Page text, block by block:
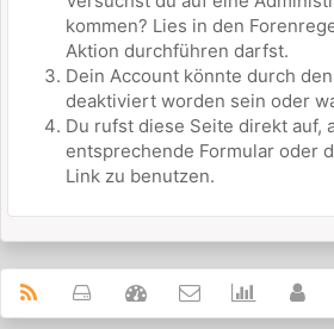
kommen? Lies in den
Aktion durchführen darfst.
Dein Account könnte durch
deaktiviert worden sein oder
Du rufst diese Seite direkt auf,
entsprechende Formular oder
Link zu benutzen.